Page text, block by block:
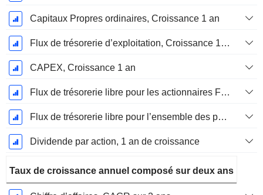
Capitaux Propres ordinaires, Croissance 1 an
Flux de trésorerie d’exploitation, Croissance 1 an
CAPEX, Croissance 1 an
Flux de trésorerie libre pour les actionnaires FCFE, Croissance 1 an
Flux de trésorerie libre pour l’ensemble des pourvoyeurs de fonds (créanciers et actionnaires) FCFF, Croissance 1 an
Dividende par action, 1 an de croissance
Taux de croissance annuel composé sur deux ans